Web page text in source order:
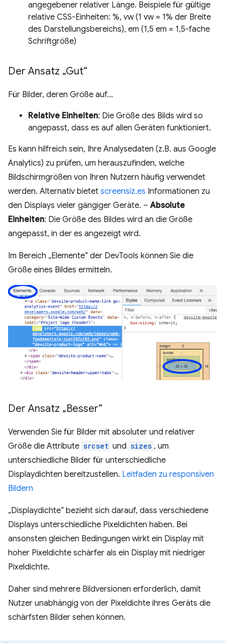
angegebener relativer Länge. Beispiele für gültige
relative CSS-Einheiten: %, vw (1 vw = 1% der Breite
des Darstellungsbereichs), em (1,5 em = 1,5-fache
Schriftgröße)
Der Ansatz „Gut“
Für Bilder, deren Größe auf…
Relative Einheiten: Die Größe des Bilds wird so
angepasst, dass es auf allen Geräten funktioniert.
Es kann hilfreich sein, Ihre Analysedaten (z.B. aus Google
Analytics) zu prüfen, um herauszufinden, welche
Bildschirmgrößen von Ihren Nutzern häufig verwendet
werden. Alternativ bietet screensiz.es Informationen zu
den Displays vieler gängiger Geräte. –Absolute
Einheiten: Die Größe des Bildes wird an die Größe
angepasst, in der es angezeigt wird.
Im Bereich „Elemente“ der DevTools können Sie die
Größe eines Bildes ermitteln.
Der Ansatz „Besser“
Verwenden Sie für Bilder mit absoluter und relativer
Größe die Attribute srcset und sizes , um
unterschiedliche Bilder für unterschiedliche
Displaydichten bereitzustellen. Leitfaden zu responsiven
Bildern
„Displaydichte“ bezieht sich darauf, dass verschiedene
Displays unterschiedliche Pixeldichten haben. Bei
ansonsten gleichen Bedingungen wirkt ein Display mit
hoher Pixeldichte schärfer als ein Display mit niedriger
Pixeldichte.
Daher sind mehrere Bildversionen erforderlich, damit
Nutzer unabhängig von der Pixeldichte ihres Geräts die
schärfsten Bilder sehen können.